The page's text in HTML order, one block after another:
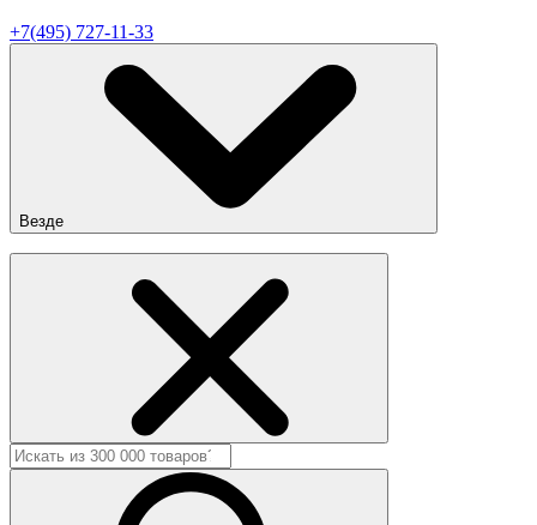
+7(495) 727-11-33
Везде